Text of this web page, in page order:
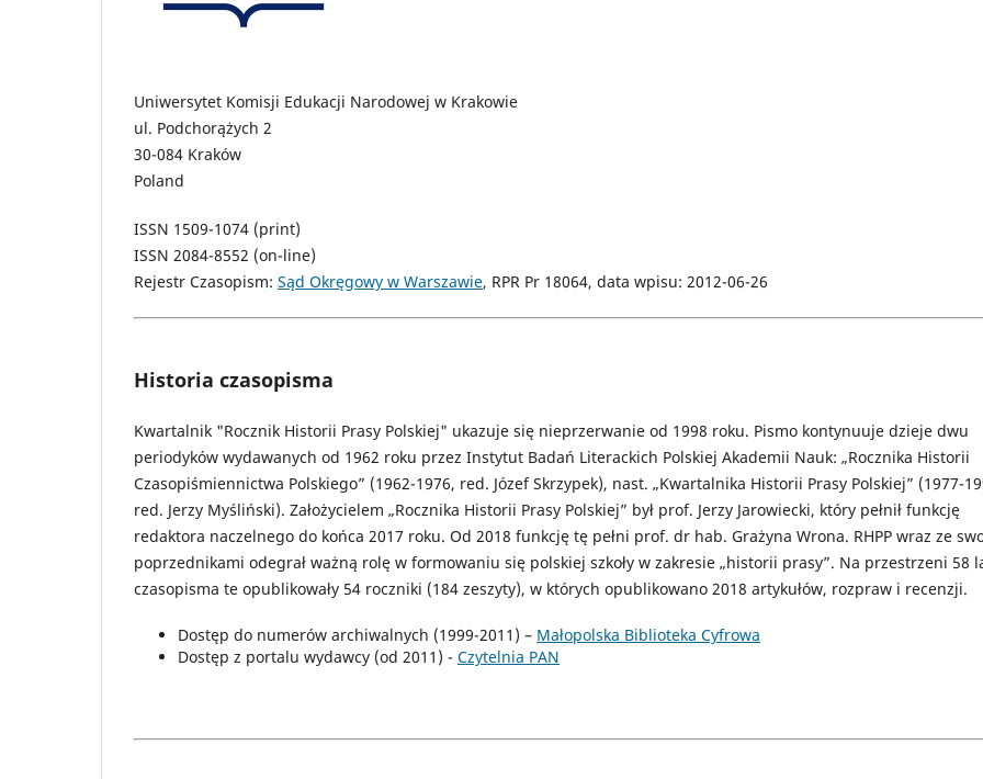
Uniwersytet Komisji Edukacji Narodowej w Krakowie
ul. Podchorążych 2
30-084 Kraków
Poland
ISSN 1509-1074 (print)
ISSN 2084-8552 (on-line)
Rejestr Czasopism: Sąd Okręgowy w Warszawie, RPR Pr 18064, data wpisu: 2012-06-26
Historia czasopisma
Kwartalnik "Rocznik Historii Prasy Polskiej" ukazuje się nieprzerwanie od 1998 roku. Pismo kontynuuje dzieje dwu
periodyków wydawanych od 1962 roku przez Instytut Badań Literackich Polskiej Akademii Nauk: „Rocznika Historii
Czasopiśmiennictwa Polskiego” (1962-1976, red. Józef Skrzypek), nast. „Kwartalnika Historii Prasy Polskiej” (1977-
red. Jerzy Myśliński). Założycielem „Rocznika Historii Prasy Polskiej” był prof. Jerzy Jarowiecki, który pełnił funkcję
redaktora naczelnego do końca 2017 roku. Od 2018 funkcję tę pełni prof. dr hab. Grażyna Wrona. RHPP wraz ze
poprzednikami odegrał ważną rolę w formowaniu się polskiej szkoły w zakresie „historii prasy”. Na przestrzeni 58
czasopisma te opublikowały 54 roczniki (184 zeszyty), w których opublikowano 2018 artykułów, rozpraw i recenzji.
Dostęp do numerów archiwalnych (1999-2011) – Małopolska Biblioteka Cyfrowa
Dostęp z portalu wydawcy (od 2011) - Czytelnia PAN